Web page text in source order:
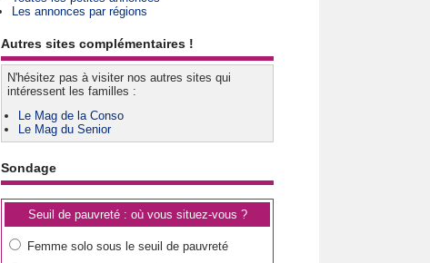
Les annonces par régions
Autres sites complémentaires !
N'hésitez pas à visiter nos autres sites qui
intéressent les familles :
Le Mag de la Conso
Le Mag du Senior
Sondage
Seuil de pauvreté : où vous situez-vous ?
Femme solo sous le seuil de pauvreté